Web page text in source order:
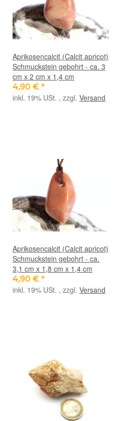
Aprikosencalcit (Calcit apricot)
Schmuckstein gebohrt - ca. 3
cm x 2 cm x 1,4 cm
4,90 € *
inkl. 19% USt. , zzgl. Versand
Aprikosencalcit (Calcit apricot)
Schmuckstein gebohrt - ca.
3,1 cm x 1,8 cm x 1,4 cm
4,90 € *
inkl. 19% USt. , zzgl. Versand